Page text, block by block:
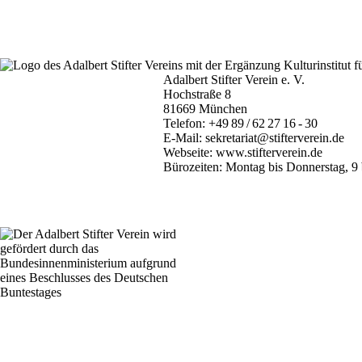
Adalbert Stifter Verein e. V.
Hochstraße 8
81669 München
Telefon:+49 89 / 62 27 16 - 30
E-Mail:sekretariat@stifterverein.de
Webseite:www.stifterverein.de
Bürozeiten: Montag bis Donnerstag,